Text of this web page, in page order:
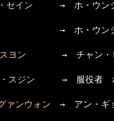
セイン →　ホ・ウンジ
　　→　ホ・ウンジ
ヨン →　チャン・ヒョ
スジン →　服役者　ホ
ァンウォン →　アン・ギ